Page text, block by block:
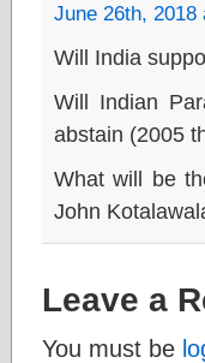
June 26th, 2018
Will India
Will Indian
abstain (2005
What will be
John
Leave a
You must be